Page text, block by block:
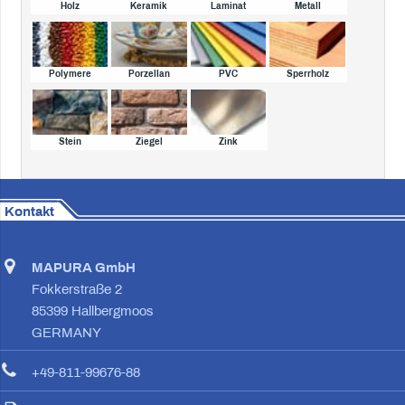
Holz Keramik Laminat Metall
Polymere Porzellan PVC Sperrholz
Stein Ziegel Zink
Kontakt
MAPURA GmbH
Fokkerstraße 2
85399 Hallbergmoos
GERMANY
+49-811-99676-88